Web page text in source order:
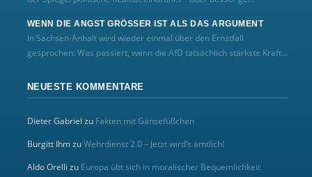
WENN DIE ANGST GRÖSSER IST ALS DAS ARGUMENT
In Sachsen-Anhalt wird wieder einmal über den Ernstfall
gesprochen: Was passiert, wenn die AfD tatsächlich stärkste Kraft...
NEUESTE KOMMENTARE
Dieter Gabriel zu Fakten mit Gänsefüßchen
Burgitt IhmzuWehrdienst 2.0 – Jetzt wird’s amtlich!
Aldo Orelli zu Europa übt sich in moralischer Bequemlichkeit